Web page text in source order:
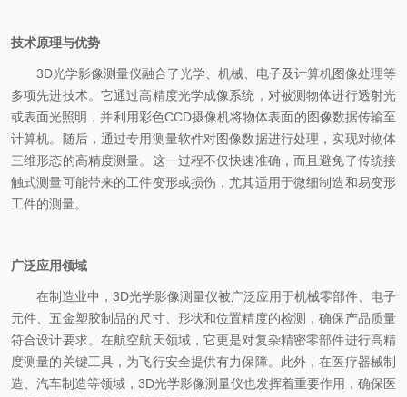
技术原理与优势
3D光学影像测量仪融合了光学、机械、电子及计算机图像处理等
多项先进技术。它通过高精度光学成像系统，对被测物体进行透射光
或表面光照明，并利用彩色CCD摄像机将物体表面的图像数据传输至
计算机。随后，通过专用测量软件对图像数据进行处理，实现对物体
三维形态的高精度测量。这一过程不仅快速准确，而且避免了传统接
触式测量可能带来的工件变形或损伤，尤其适用于微细制造和易变形
工件的测量。
广泛应用领域
在制造业中，3D光学影像测量仪被广泛应用于机械零部件、电子
元件、五金塑胶制品的尺寸、形状和位置精度的检测，确保产品质量
符合设计要求。在航空航天领域，它更是对复杂精密零部件进行高精
度测量的关键工具，为飞行安全提供有力保障。此外，在医疗器械制
造、汽车制造等领域，3D光学影像测量仪也发挥着重要作用，确保医